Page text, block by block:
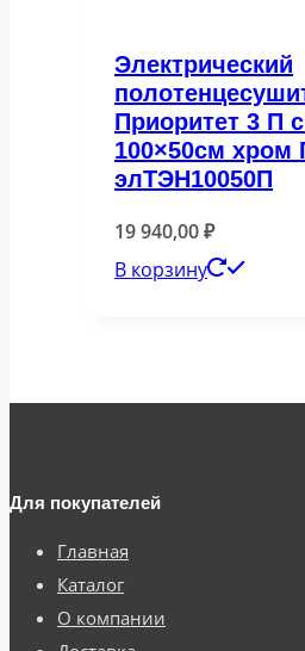
Электрический
Приоритет 3 П
100×50см хром
элТЭН10050П
19 940,00₽
В корзину
Для покупателей
Главная
Каталог
О компании